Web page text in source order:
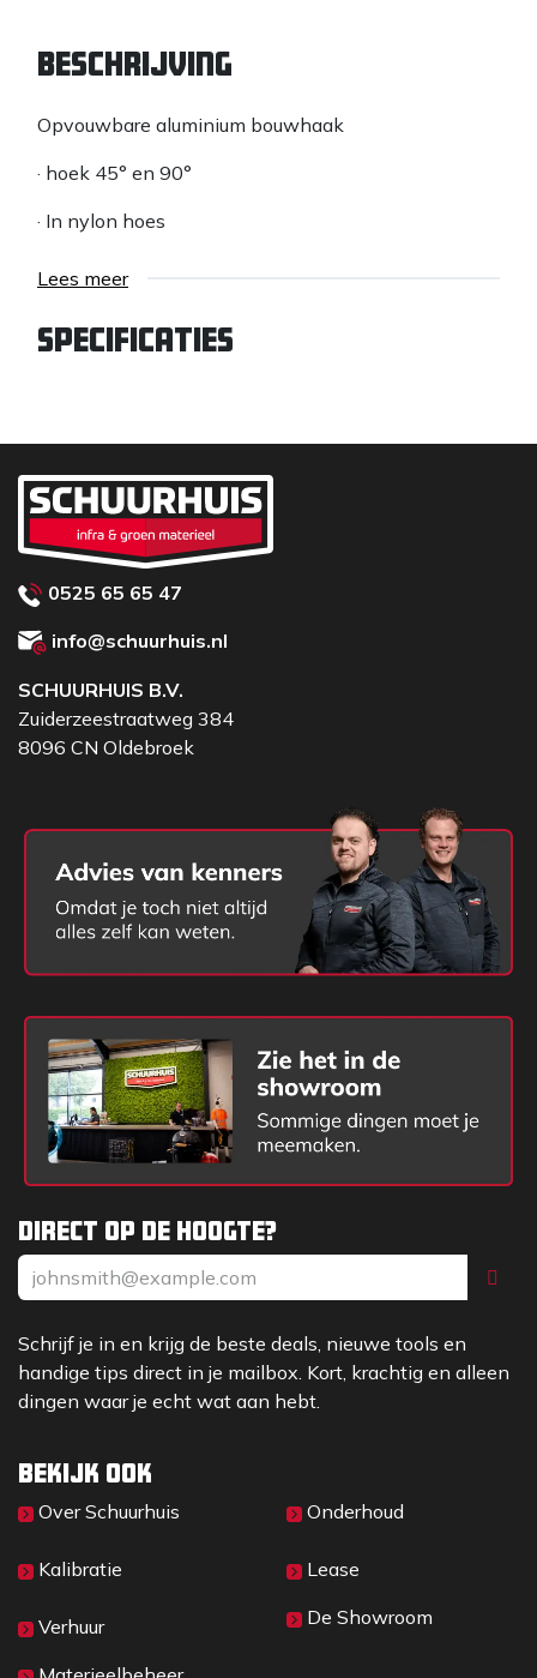
Beschrijving
Opvouwbare aluminium bouwhaak
· hoek 45° en 90°
· In nylon hoes
Lees meer
Specificaties
Direct op de hoogte?
Schrijf je in en krijg de beste deals, nieuwe tools en
handige tips direct in je mailbox. Kort, krachtig en alleen
dingen waar je echt wat aan hebt.
Bekijk ook
Over Sc​huurhuis
Kalibratie
Verhuur
Onderhoud
Lease
De Showroom
0525 65 65 47
info@schuurhuis.nl
SCHUURHUIS B.V.
Zuiderzeestraatweg 384
8096 CN Oldebroek